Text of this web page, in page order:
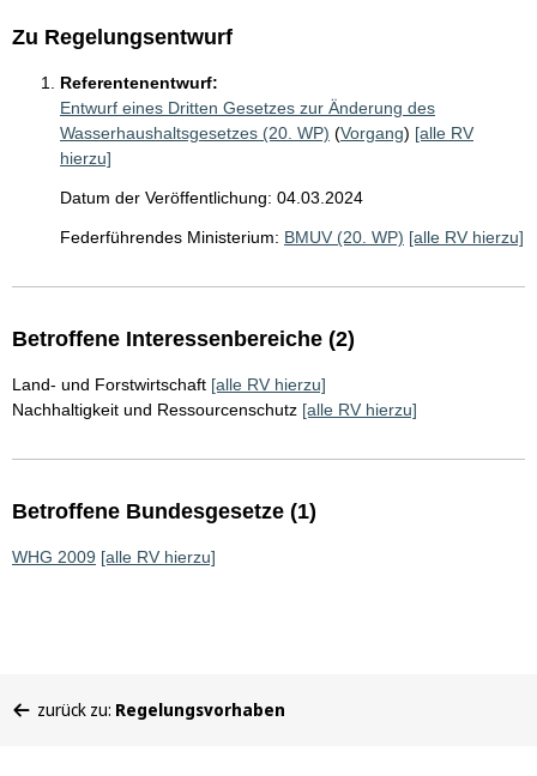
Zu Regelungsentwurf
Referentenentwurf:
Entwurf eines Dritten Gesetzes zur Änderung des
Wasserhaushaltsgesetzes (20. WP) (Vorgang) [alle RV
hierzu]
Datum der Veröffentlichung: 04.03.2024
Federführendes Ministerium: BMUV (20. WP) [alle RV hierzu]
Betroffene Interessenbereiche (2)
Land- und Forstwirtschaft [alle RV hierzu]
Nachhaltigkeit und Ressourcenschutz [alle RV hierzu]
Betroffene Bundesgesetze (1)
WHG 2009 [alle RV hierzu]
befinden
zurück zu: Regelungsvorhaben